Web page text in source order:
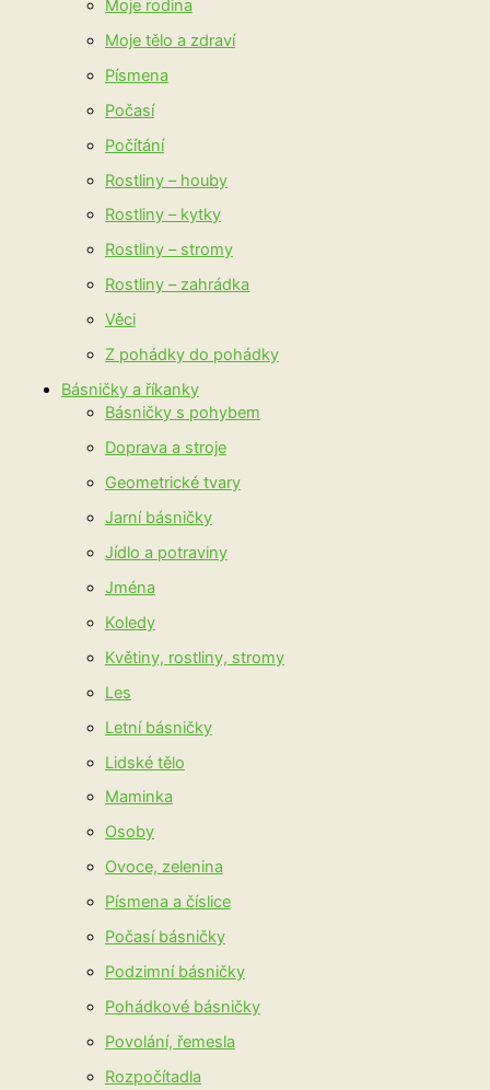
Moje rodina
Moje tělo a zdraví
Písmena
Počasí
Počítání
Rostliny – houby
Rostliny – kytky
Rostliny – stromy
Rostliny – zahrádka
Věci
Z pohádky do pohádky
Básničky a říkanky
Básničky s pohybem
Doprava a stroje
Geometrické tvary
Jarní básničky
Jídlo a potraviny
Jména
Koledy
Květiny, rostliny, stromy
Les
Letní básničky
Lidské tělo
Maminka
Osoby
Ovoce, zelenina
Písmena a číslice
Počasí básničky
Podzimní básničky
Pohádkové básničky
Povolání, řemesla
Rozpočítadla